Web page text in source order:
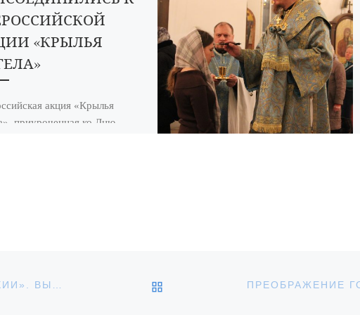
«КРЫЛЬЯ
акция «Крылья
приуроченная ко Дню
ЕЖЕНЕДЕЛЬНАЯ ПРОГРАММА «ИЗ ЖИЗНИ ЕПАРХИИ». ВЫПУСК ОТ 17 АВГУСТА 2023 ГОДА. ОБРАТНО К СПИСКУ ЗАПИСЕЙ